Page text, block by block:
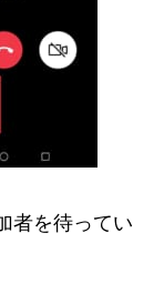
者を待ってい